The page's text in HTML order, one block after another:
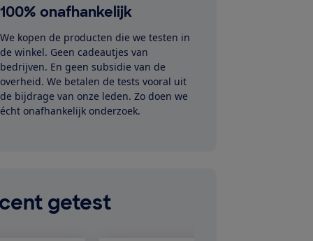
100% onafhankelijk
We kopen de producten die we testen in
de winkel. Geen cadeautjes van
bedrijven. En geen subsidie van de
overheid. We betalen de tests vooral uit
de bijdrage van onze leden. Zo doen we
écht onafhankelijk onderzoek.
getest